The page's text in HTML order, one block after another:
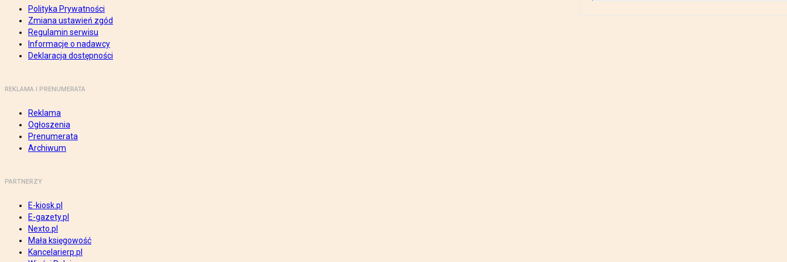
Polityka Prywatności
Zmiana ustawień zgód
Regulamin serwisu
Informacje o nadawcy
Deklaracja dostępności
REKLAMA I PRENUMERATA
Reklama
Ogłoszenia
Prenumerata
Archiwum
PARTNERZY
E-kiosk.pl
E-gazety.pl
Nexto.pl
Mała księgowość
Kancelarierp.pl